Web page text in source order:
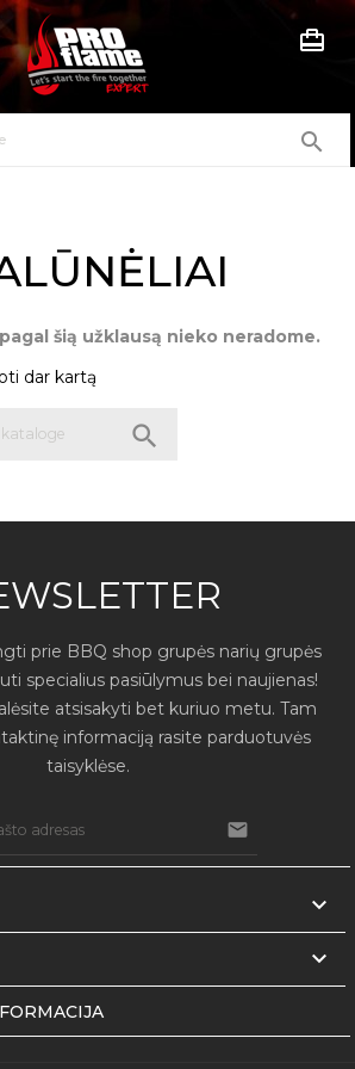
card_travel

šią užklausą nieko neradome.
dar kartą

prie BBQ shop grupės narių grupės
specialius pasiūlymus bei naujienas!
atsisakyti bet kuriuo metu. Tam
informaciją rasite parduotuvės
taisyklėse.


